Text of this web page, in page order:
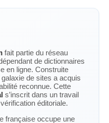
fait partie du réseau
de dictionnaires
en ligne. Construite
de sites a acquis
reconnue. Cette
s’inscrit dans un travail
éditoriale.
française occupe une